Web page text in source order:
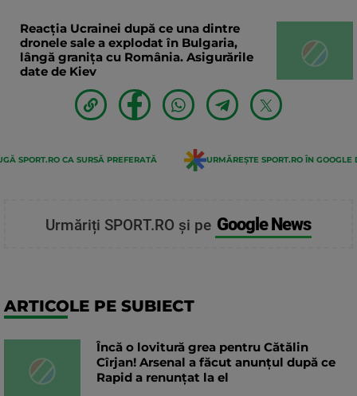
Reacția Ucrainei după ce una dintre
dronele sale a explodat în Bulgaria,
lângă granița cu România. Asigurările
date de Kiev
SPORT.RO CA SURSĂ PREFERATĂ URMĂREȘTE SPORT.RO ÎN GOOGLE
Urmăriți SPORT.RO și pe Google News
ARTICOLE PE SUBIECT
Încă o lovitură grea pentru Cătălin
Cîrjan! Arsenal a făcut anunțul după ce
Rapid a renunțat la el